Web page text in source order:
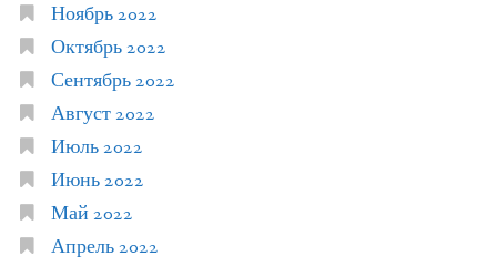
Ноябрь 2022
Октябрь 2022
Сентябрь 2022
Август 2022
Июль 2022
Июнь 2022
Май 2022
Апрель 2022